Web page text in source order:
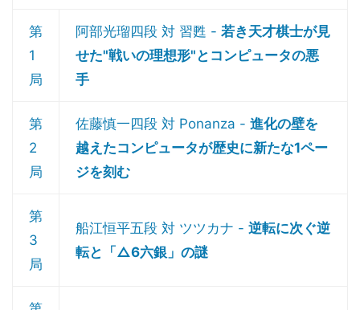
第
1
局
阿部光瑠四段 対 習甦 - 若き天才棋士が見
せた"戦いの理想形"とコンピュータの悪
手
第
2
局
佐藤慎一四段 対 Ponanza - 進化の壁を
越えたコンピュータが歴史に新たな1ペー
ジを刻む
第
3
局
船江恒平五段 対 ツツカナ - 逆転に次ぐ逆
転と「△6六銀」の謎